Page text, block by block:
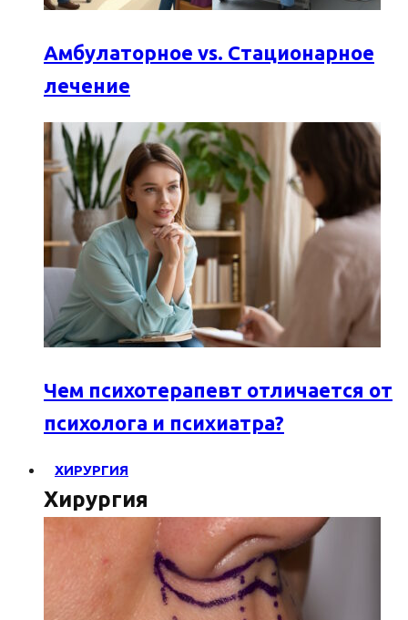
Амбулаторное vs. Стационарное
лечение
Чем психотерапевт отличается от
психолога и психиатра?
ХИРУРГИЯ
Хирургия